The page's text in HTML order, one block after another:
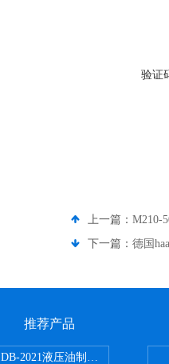
验证
上一篇： M210-
下一篇： 德国
推荐产品
DB-2021液压油制动器